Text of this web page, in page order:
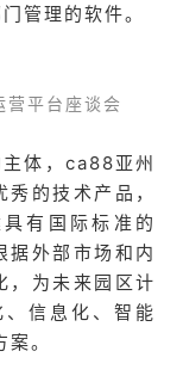
管理的软件。
平台座谈会
体，ca88亚州
的技术产品，
有国际标准的
据外部市场和内
，为未来园区计
信息化、智能
。